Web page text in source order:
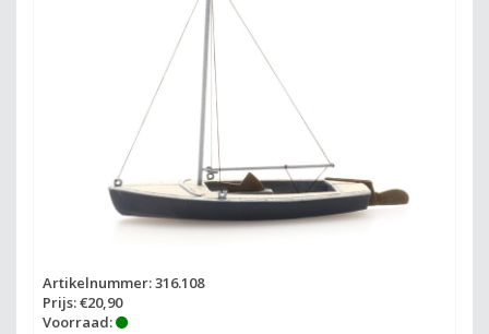
Artikelnummer: 316.108
Prijs: €20,90
Voorraad: